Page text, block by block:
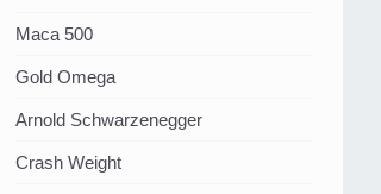
Maca 500
Gold Omega
Arnold Schwarzenegger
Crash Weight